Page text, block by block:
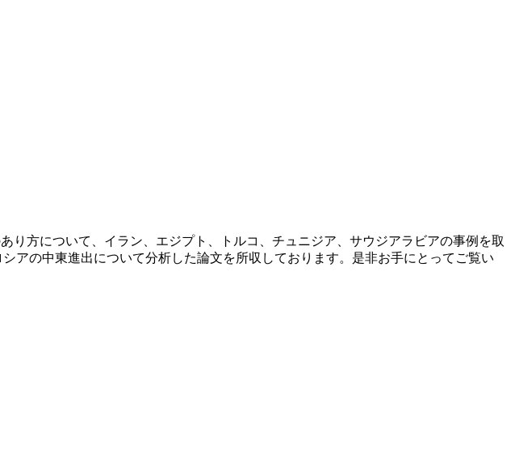
方について、イラン、エジプト、トルコ、チュニジア、サウジアラビアの事例を取
アの中東進出について分析した論文を所収しております。是非お手にとってご覧い